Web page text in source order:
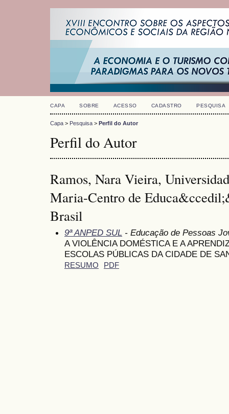
CAPA SOBRE ACESSO CADASTRO PESQUISA
Capa > Pesquisa > Perfil do Autor
Perfil do Autor
Ramos, Nara Vieira,
Maria-Centro de
Brasil
9ª ANPED SUL - Educação de Pessoas
A VIOLÊNCIA DOMÉSTICA E A
ESCOLAS PÚBLICAS DA CIDADE DE
RESUMO PDF